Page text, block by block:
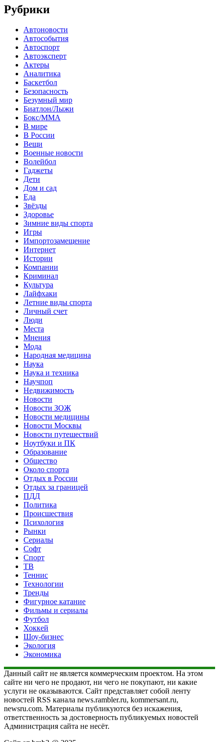
Рубрики
Автоновости
Автособытия
Автоспорт
Автоэксперт
Актеры
Аналитика
Баскетбол
Безопасность
Безумный мир
Биатлон/Лыжи
Бокс/MMA
В мире
В России
Вещи
Военные новости
Волейбол
Гаджеты
Дети
Дом и сад
Еда
Звёзды
Здоровье
Зимние виды спорта
Игры
Импортозамещение
Интернет
Истории
Компании
Криминал
Культура
Лайфхаки
Летние виды спорта
Личный счет
Люди
Места
Мнения
Мода
Народная медицина
Наука
Наука и техника
Научпоп
Недвижимость
Новости
Новости ЗОЖ
Новости медицины
Новости Москвы
Новости путешествий
Ноутбуки и ПК
Образование
Общество
Около спорта
Отдых в России
Отдых за границей
ПДД
Политика
Происшествия
Психология
Рынки
Сериалы
Софт
Спорт
ТВ
Теннис
Технологии
Тренды
Фигурное катание
Фильмы и сериалы
Футбол
Хоккей
Шоу-бизнес
Экология
Экономика
Данный сайт не является коммерческим проектом. На этом
сайте ни чего не продают, ни чего не покупают, ни какие
услуги не оказываются. Сайт представляет собой ленту
новостей RSS канала news.rambler.ru, kommersant.ru,
newsru.com. Материалы публикуются без искажения,
ответственность за достоверность публикуемых новостей
Администрация сайта не несёт.